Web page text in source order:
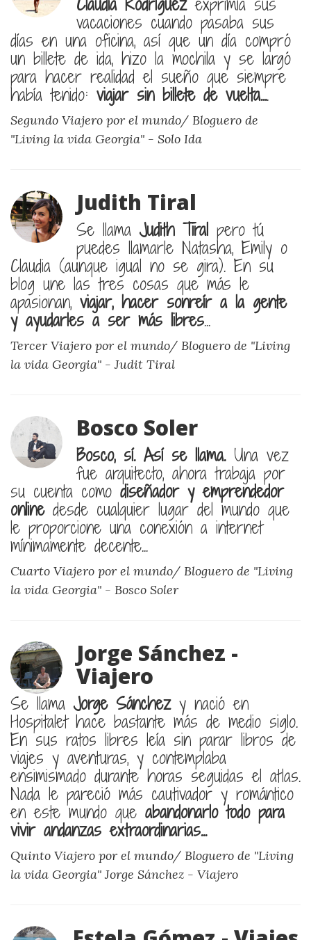
vacaciones cuando pasaba sus
días en una oficina, así que un día compró
un billete de ida, hizo la mochila y se largó
para hacer realidad el sueño que siempre
había tenido: viajar sin billete de vuelta....
Segundo Viajero por el mundo/ Bloguero de
"Living la vida Georgia" - Solo Ida
Judith Tiral
Se llama Judith Tiral pero tú
puedes llamarle Natasha, Emily o
Claudia (aunque igual no se gira). En su
blog une las tres cosas que más le
apasionan, viajar, hacer sonreír a la gente
y ayudarles a ser más libres...
Tercer Viajero por el mundo/ Bloguero de "Living
la vida Georgia" - Judit Tiral
Bosco Soler
Bosco, sí. Así se llama.Una vez
fue arquitecto, ahora trabaja por
su cuenta como diseñador y emprendedor
onlinedesde cualquier lugar del mundo que
le proporcione una conexión a internet
mínimamente decente...
Cuarto Viajero por el mundo/ Bloguero de "Living
la vida Georgia" - Bosco Soler
Jorge Sánchez -
Viajero
Se llama Jorge Sánchezy nació en
Hospitalet hace bastante más de medio siglo.
En sus ratos libres leía sin parar libros de
viajes y aventuras, y contemplaba
ensimismado durante horas seguidas el atlas.
Nada le pareció más cautivador y romántico
en este mundo que abandonarlo todo para
vivir andanzas extraordinarias...
Quinto Viajero por el mundo/ Bloguero de "Living
la vida Georgia"Jorge Sánchez - Viajero